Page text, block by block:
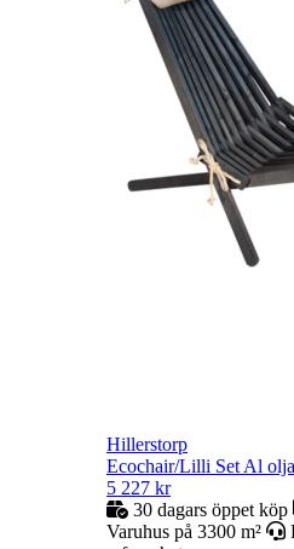
Hillerstorp
Ecochair/Lilli Set Al
5 227 kr
30 dagars öppet köp
Varuhus på 3300 m²